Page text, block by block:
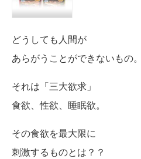
どうしても人間が
あらがうことができないもの。
それは「三大欲求」
食欲、性欲、睡眠欲。
その食欲を最大限に
刺激するものとは？？